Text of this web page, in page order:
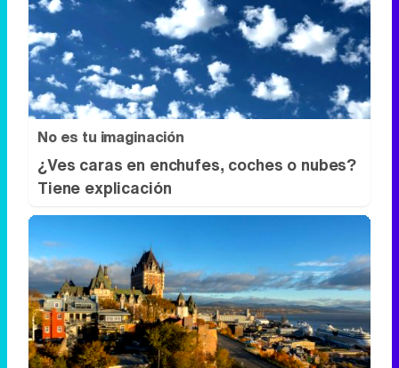
Esto explica el frío
¿Te pasa que por la noche sientes más
frío sin motivo?
No es tu imaginación